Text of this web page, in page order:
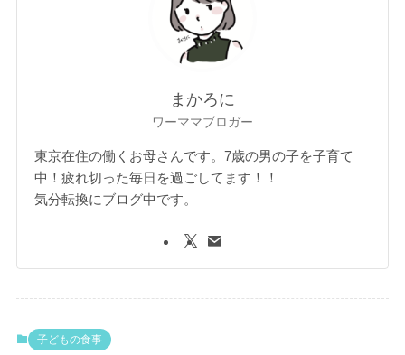
まかろに
ワーママブロガー
東京在住の働くお母さんです。7歳の男の子を子育て
中！疲れ切った毎日を過ごしてます！！
気分転換にブログ中です。
子どもの食事